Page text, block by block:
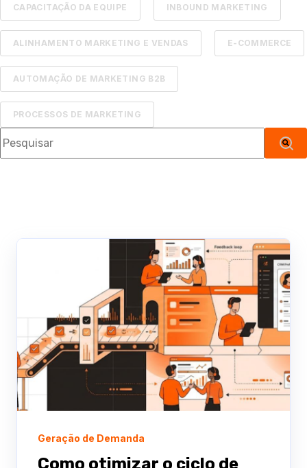
CAPACITAÇÃO DA EQUIPE INBOUND MARKETING
ALINHAMENTO MARKETING E VENDAS E-COMMERCE
AUTOMAÇÃO DE MARKETING B2B
PROCESSOS DE MARKETING
Este é um campo de pesquisa com recurso de sugestão
Geração de Demanda
Como otimizar o ciclo de